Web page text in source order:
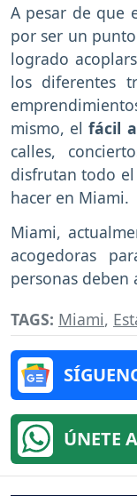
A pesar de que
por ser un
logrado
los diferentes
mismo, elfácil
calles,
disfrutan todo
hacer en Miami.
Miami,
acogedoras
personas deben
TAGS: Miami,
ÚNETE